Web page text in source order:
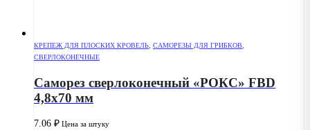
КРЕПЕЖ ДЛЯ ПЛОСКИХ КРОВЕЛЬ САМОРЕЗЫ ДЛЯ ГРИБКОВ
СВЕРЛОКОНЕЧНЫЕ
Саморез сверлоконечный «РОКС» FBD
4,8х70 мм
7.06 ₽ Цена за штуку